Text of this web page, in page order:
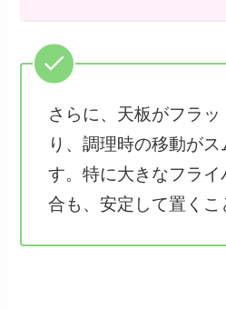
さらに、天板がフラッ
り、調理時の移動がス
す。特に大きなフラ
合も、安定して置くこ